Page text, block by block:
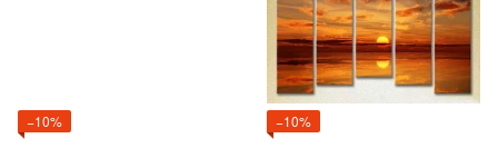
−10% −10%